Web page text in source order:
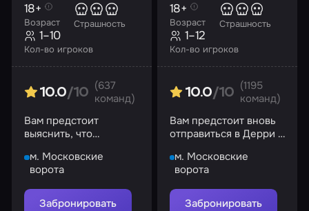
Возраст
18+
Страшность
Кол-во игроков
1–10
10.0/10
(637
команд)
Вам предстоит
выяснить, что
назад, и выбраться из
зловещего тумана
м. Московские
ворота
Забронировать
Возраст
18+
Страшность
Кол-во игроков
1–12
10.0/10
(1195
команд)
Вам предстоит вновь
отправиться в Дерри и
обитающим в нем
м. Московские
ворота
Забронировать